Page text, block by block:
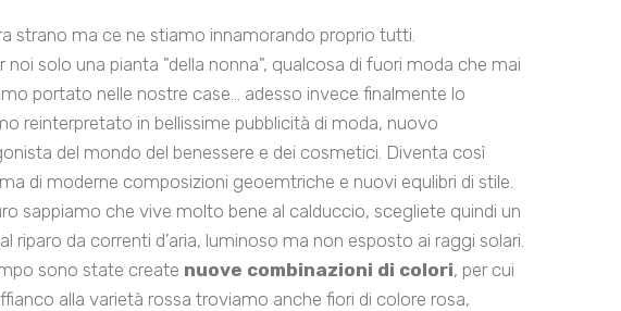
strano ma ce ne stiamo innamorando proprio tutti.
noi solo una pianta "della nonna", qualcosa di fuori moda che mai
portato nelle nostre case... adesso invece finalmente lo
reinterpretato in bellissime pubblicità di moda, nuovo
del mondo del benessere e dei cosmetici. Diventa così
di moderne composizioni geoemtriche e nuovi equlibri di stile.
sappiamo che vive molto bene al calduccio, scegliete quindi un
riparo da correnti d’aria, luminoso ma non esposto ai raggi solari.
sono state create nuove combinazioni di colori, per cui
alla varietà rossa troviamo anche fiori di colore rosa,